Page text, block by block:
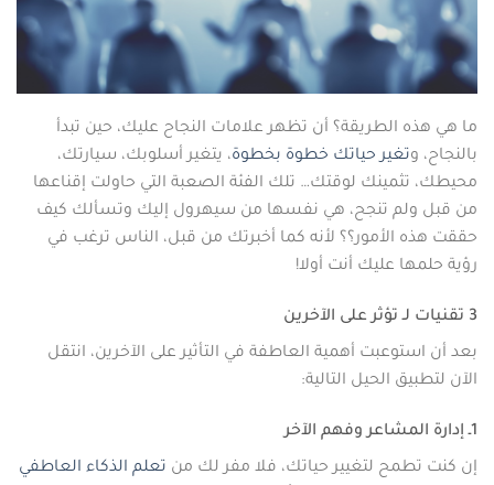
ما هي هذه الطريقة؟ أن تظهر علامات النجاح عليك، حين تبدأ
بالنجاح، وتغير حياتك خطوة بخطوة، يتغير أسلوبك، سيارتك،
محيطك، تثمينك لوقتك… تلك الفئة الصعبة التي حاولت إقناعها
من قبل ولم تنجح، هي نفسها من سيهرول إليك وتسألك كيف
حققت هذه الأمور؟؟ لأنه كما أخبرتك من قبل، الناس ترغب في
رؤية حلمها عليك أنت أولا!
3 تقنيات لـ تؤثر على الآخرين
بعد أن استوعبت أهمية العاطفة في التأثير على الآخرين، انتقل
الآن لتطبيق الحيل التالية:
1ـ إدارة المشاعر وفهم الآخر
إن كنت تطمح لتغيير حياتك، فلا مفر لك من تعلم الذكاء العاطفي